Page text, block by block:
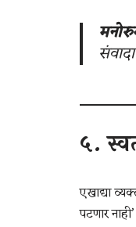
५.
एखाद्या
पटणार